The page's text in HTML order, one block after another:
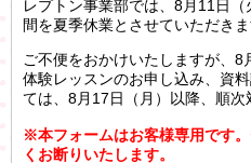
レプトン事業部では、8月11日
間を夏季休業とさせていただきま
ご不便をおかけいたしますが、
体験レッスンのお申し込み、資
ては、8月17日（月）以降、順次
※本フォームはお客様専用です
くお断りいたします。